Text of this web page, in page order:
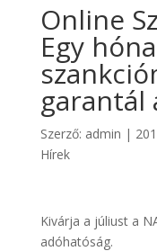
Online
Egy
garantál
Szerző: admin |
Hírek
Kivárja a júliust a
adóhatóság.